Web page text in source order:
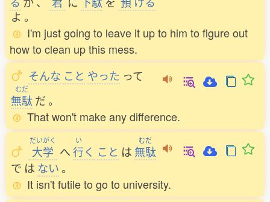
よ 。
I'm just going to leave it up to him to figure out
how to clean up this mess.
そんな こと やった って
むだ
無駄だ。
That won't make any difference.
だいがく
大学 へ
い
行く こと は
むだ
無駄
で は ない。
It isn't futile to go to university.